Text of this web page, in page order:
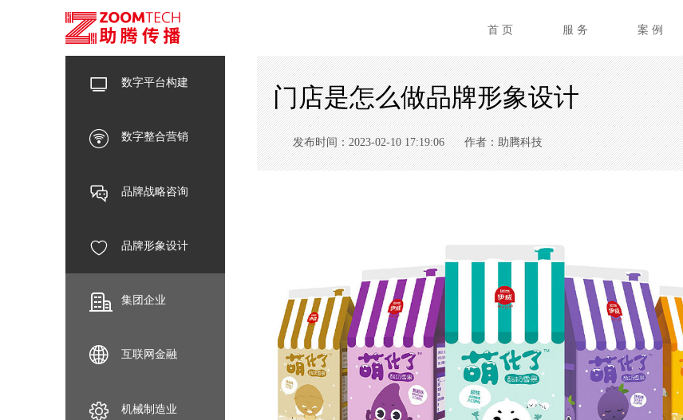
首 页 服 务 案 例
数字平台构建
数字整合营销
品牌战略咨询
品牌形象设计
集团企业
互联网金融
机械制造业
门店是怎么做品牌形象设计
发布时间：2023-02-10 17:19:06 作者：助腾科技